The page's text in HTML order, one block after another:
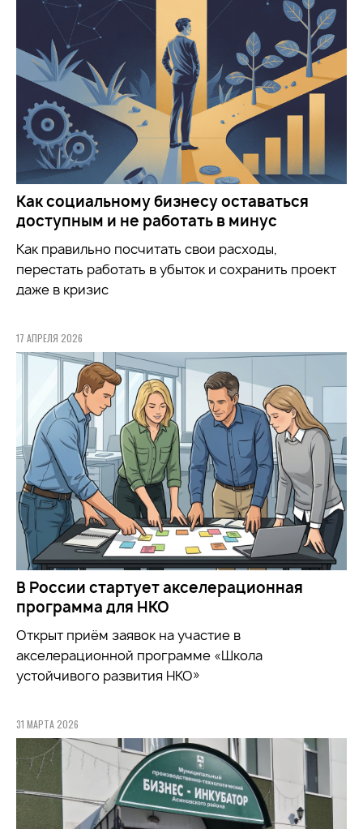
Как социальному бизнесу оставаться
доступным и не работать в минус
Как правильно посчитать свои расходы,
перестать работать в убыток и сохранить проект
даже в кризис
17 АПРЕЛЯ 2026
В России стартует акселерационная
программа для НКО
Открыт приём заявок на участие в
акселерационной программе «Школа
устойчивого развития НКО»
31 МАРТА 2026